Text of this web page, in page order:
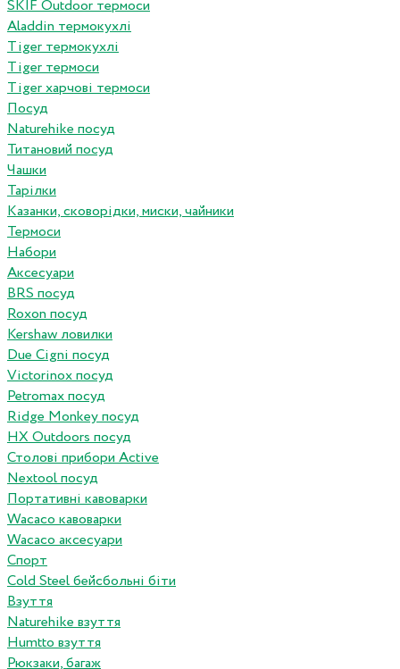
SKIF Outdoor термоси
Aladdin термокухлі
Tiger термокухлі
Tiger термоси
Tiger харчові термоси
Посуд
Naturehike посуд
Титановий посуд
Чашки
Тарілки
Казанки, сковорідки, миски, чайники
Термоси
Набори
Аксесуари
BRS посуд
Roxon посуд
Kershaw ловилки
Due Cigni посуд
Victorinox посуд
Petromax посуд
Ridge Monkey посуд
HX Outdoors посуд
Столові прибори Active
Nextool посуд
Портативні кавоварки
Wacaco кавоварки
Wacaco аксесуари
Спорт
Cold Steel бейсбольні біти
Взуття
Naturehike взуття
Humtto взуття
Рюкзаки, багаж